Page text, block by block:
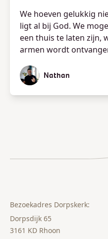
We hoeven gelukkig
ligt al bij God. We
een thuis te laten zijn,
armen wordt
Nathan
Bezoekadres Dorpskerk:
Dorpsdijk 65
3161 KD Rhoon